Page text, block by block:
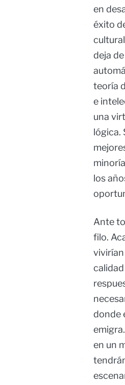
en
éxito
deja
teoría
e
una
lógica.
los
Ante
filo.
donde
en un